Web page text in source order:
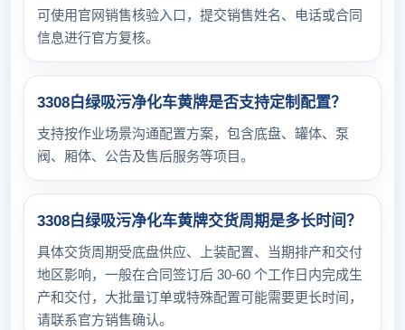
可使用官网销售核验入口，提交销售姓名、电话或合同
信息进行官方复核。
3308白绿吸污净化车黄牌是否支持定制配置？
支持按作业场景沟通配置方案，包含底盘、罐体、泵
阀、厢体、公告及售后服务等项目。
3308白绿吸污净化车黄牌交货周期是多长时间？
具体交货周期受底盘供应、上装配置、当期排产和交付
地区影响，一般在合同签订后 30-60 个工作日内完成生
产和交付，大批量订单或特殊配置可能需要更长时间，
请联系官方销售确认。